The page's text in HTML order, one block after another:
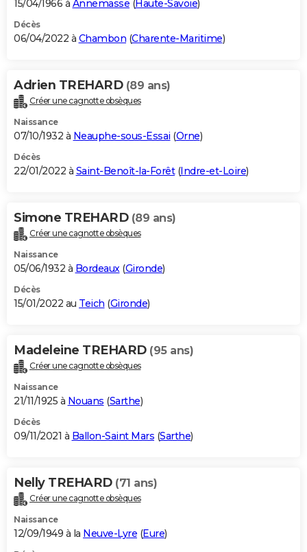
15/04/1966 à Annemasse (Haute-Savoie)
Décès
06/04/2022 à Chambon (Charente-Maritime)
Adrien TREHARD (89 ans)
Créer une cagnotte obsèques
Naissance
07/10/1932 à Neauphe-sous-Essai (Orne)
Décès
22/01/2022 à Saint-Benoît-la-Forêt(Indre-et-Loire)
Simone TREHARD (89 ans)
Créer une cagnotte obsèques
Naissance
05/06/1932 à Bordeaux(Gironde)
Décès
15/01/2022 au Teich (Gironde)
Madeleine TREHARD (95 ans)
Créer une cagnotte obsèques
Naissance
21/11/1925 à Nouans (Sarthe)
Décès
09/11/2021 à Ballon-Saint Mars (Sarthe)
Nelly TREHARD (71 ans)
Créer une cagnotte obsèques
Naissance
12/09/1949 à la Neuve-Lyre (Eure)